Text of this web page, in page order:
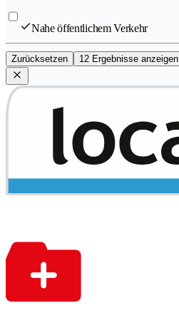
Nahe öffentlichem Verkehr
Zurücksetzen 12 Ergebnisse anzeigen